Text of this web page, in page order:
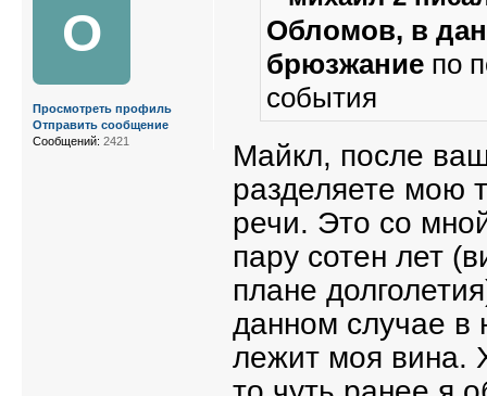
Обломов, в
брюзжание по
события
Майкл, после
разделяете мою
речи. Это со
пару сотен лет
плане
данном случае в
лежит моя вина.
О
Просмотреть профиль
Отправить сообщение
Сообщений: 2421